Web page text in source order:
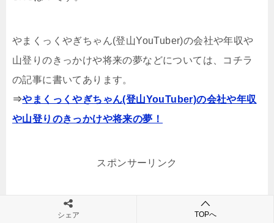
やまくっくやぎちゃん(登山YouTuber)の会社や年収や
山登りのきっかけや将来の夢などについては、コチラ
の記事に書いてあります。
⇒やまくっくやぎちゃん(登山YouTuber)の会社や年収
や山登りのきっかけや将来の夢！
スポンサーリンク
シェア TOPへ